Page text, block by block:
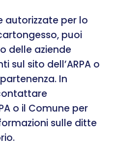
autorizzate per lo
puoi
delle aziende
sul sito dell’ARPA o
In
o il Comune per
sulle ditte